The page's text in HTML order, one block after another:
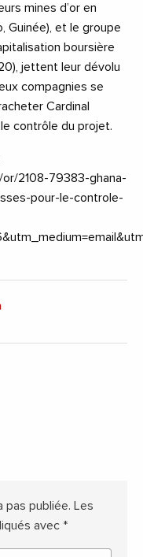
mines d’or en
Guinée), et le groupe
boursière
jettent leur dévolu
compagnies se
Cardinal
contrôle du projet.
2108-79383-ghana-
pour-le-controle-
pas publiée. Les
avec *